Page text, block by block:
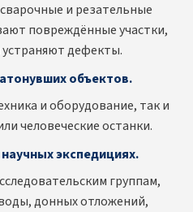
и резательные
повреждённые участки,
дефекты.
объектов.
и оборудование, так и
человеческие останки.
экспедициях.
группам,
донных отложений,